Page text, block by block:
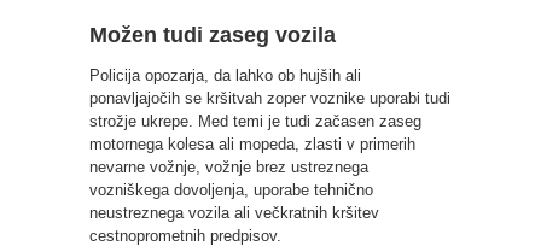
Možen tudi zaseg vozila
Policija opozarja, da lahko ob hujših ali
ponavljajočih se kršitvah zoper voznike uporabi tudi
strožje ukrepe. Med temi je tudi začasen zaseg
motornega kolesa ali mopeda, zlasti v primerih
nevarne vožnje, vožnje brez ustreznega
vozniškega dovoljenja, uporabe tehnično
neustreznega vozila ali večkratnih kršitev
cestnoprometnih predpisov.